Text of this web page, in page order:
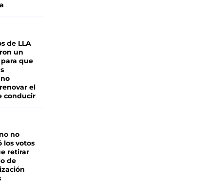
de LLA
un
que
el
conducir
no
los votos
retirar
de